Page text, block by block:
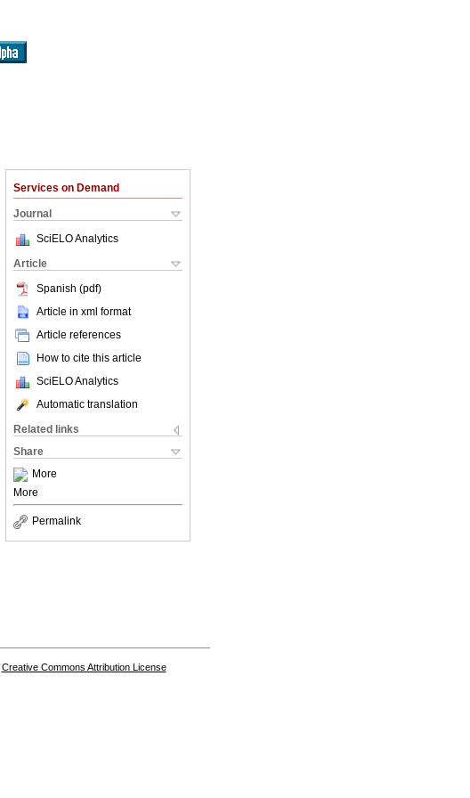
Services on Demand
Journal
SciELO Analytics
Article
Spanish (pdf)
Article in xml format
Article references
How to cite this article
SciELO Analytics
Automatic translation
Related links
Share
More
More
Permalink
Creative Commons Attribution License